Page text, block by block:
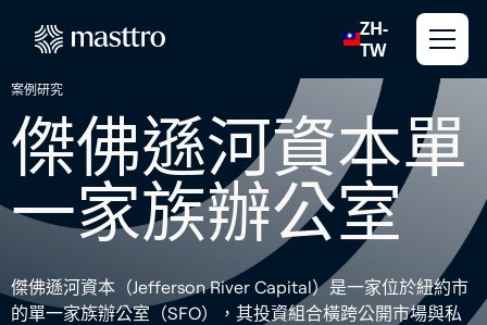
ZH-
TW
案例研究
傑佛遜河資本單
一家族辦公室
傑佛遜河資本（Jefferson River Capital）是一家位於紐約市
的單一家族辦公室（SFO），其投資組合橫跨公開市場與私